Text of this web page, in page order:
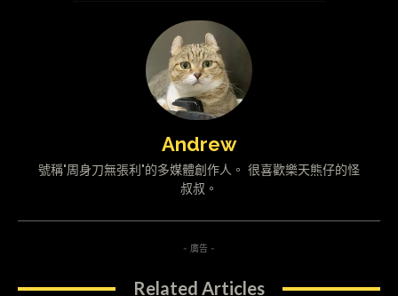
Andrew
號稱"周身刀無張利"的多媒體創作人。 很喜歡樂天熊仔的怪
叔叔。
- 廣告 -
Related Articles